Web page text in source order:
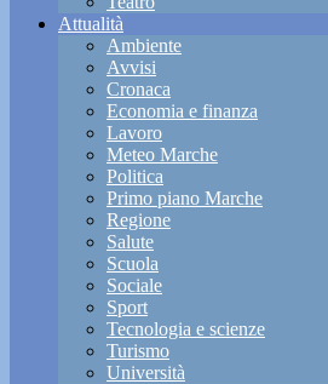
Attualità
Ambiente
Avvisi
Cronaca
Economia e finanza
Lavoro
Meteo Marche
Politica
Primo piano Marche
Regione
Salute
Scuola
Sociale
Sport
Tecnologia e scienze
Turismo
Università